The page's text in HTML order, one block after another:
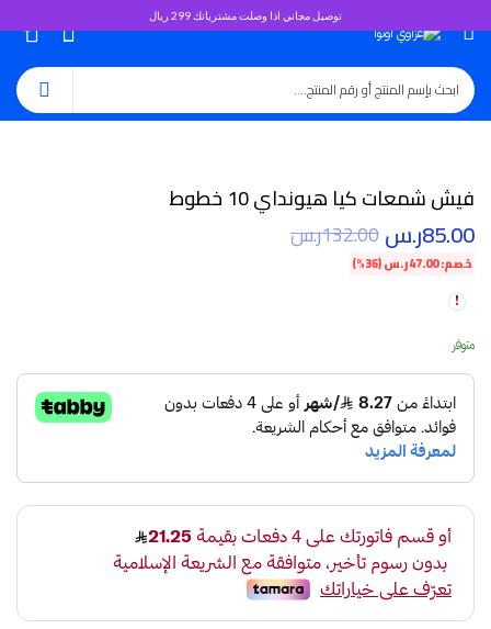
توصيل مجاني اذا وصلت مشترياتك 299 ريال
فيش شمعات كيا هيونداي 10 خطوط
85.00ر.س132.00ر.س
خصم:47.00ر.س(36%)
متوفر